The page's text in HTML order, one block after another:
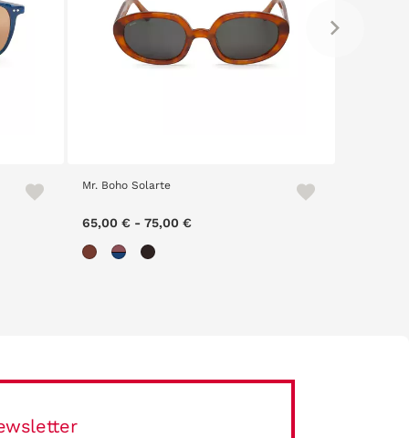
Mr. Boho Solarte
65,00 € - 75,00 €